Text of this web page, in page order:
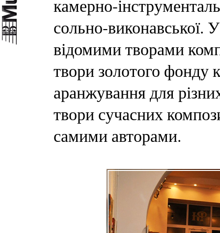
камерно-
сольно-виконавської.
відомими творами
твори золотого фонду
аранжування для
твори сучасних
самими авторами.